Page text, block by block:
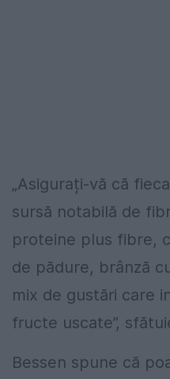
„Asigurați-vă că
sursă notabilă de
proteine plus fibre,
de pădure, brânză
mix de gustări care
fructe uscate”,
Bessen spune că